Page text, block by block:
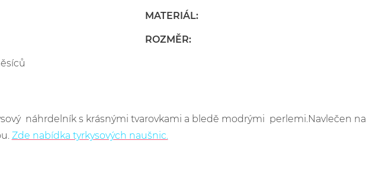
MATERIÁL:
ROZMĚR:
náhrdelník s krásnými tvarovkami a bledě modrými perlemi.Navlečen na
Zde nabídka tyrkysových naušnic.